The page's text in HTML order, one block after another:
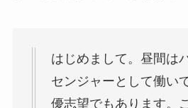
はじめまして。昼間は
センジャーとして働い
優志望でもあります。